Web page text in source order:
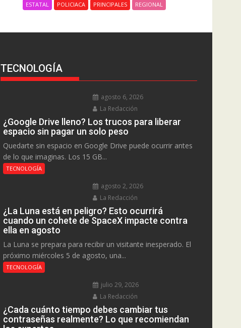
ESTATAL POLICIACA PRINCIPALES REGIONAL
TECNOLOGÍA
agosto 6, 2026
La Redacción
¿Google Drive lleno? Los trucos para liberar
espacio sin pagar un solo peso
Quedarte sin espacio en Google Drive puede ocurrir antes
de lo que imaginas. Los 15 GB...
TECNOLOGÍA
agosto 2, 2026
La Redacción
¿La Luna está en peligro? Esto ocurrirá
cuando un cohete de SpaceX impacte contra
ella en agosto
La Luna se prepara para recibir un visitante inesperado. El
próximo miércoles 5 de agosto, una...
TECNOLOGÍA
julio 29, 2026
La Redacción
¿Cada cuánto tiempo debes cambiar tus
contraseñas realmente? Lo que recomiendan